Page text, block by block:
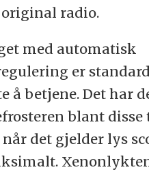
original radio.
med automatisk
er
å betjene. Det har
blant disse
når det gjelder lys